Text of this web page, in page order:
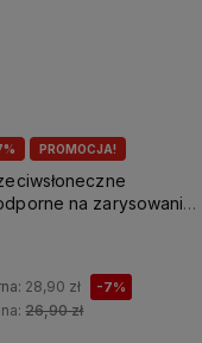
PROMOCJA!
na zarysowania
28,90 zł -7%
26,90 zł